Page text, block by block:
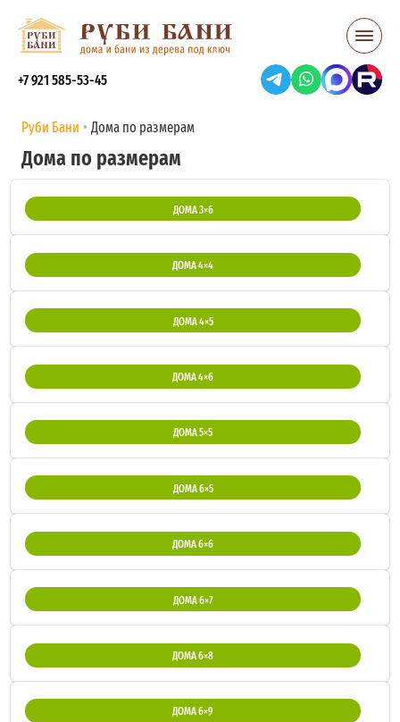
+7 921 585-53-45
Руби Бани Дома по размерам
Дома по размерам
ДОМА 3×6
ДОМА 4×4
ДОМА 4×5
ДОМА 4×6
ДОМА 5×5
ДОМА 6×5
ДОМА 6×6
ДОМА 6×7
ДОМА 6×8
ДОМА 6×9